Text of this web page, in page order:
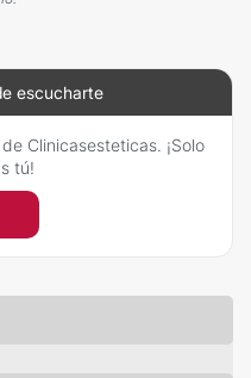
escucharte
Clinicasesteticas. ¡Solo
tú!